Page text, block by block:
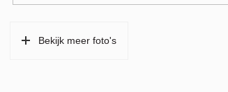
Bekijk meer foto's